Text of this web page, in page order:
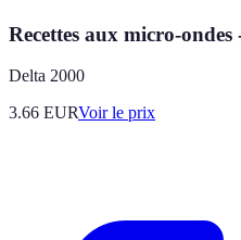
Recettes aux micro-
Delta 2000
3.66 EURVoir le prix